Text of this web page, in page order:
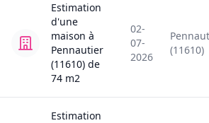
Estimation
d'une
maison à
Pennautier
(11610) de
74 m2
02-
07-
2026
(11610)
Estimation